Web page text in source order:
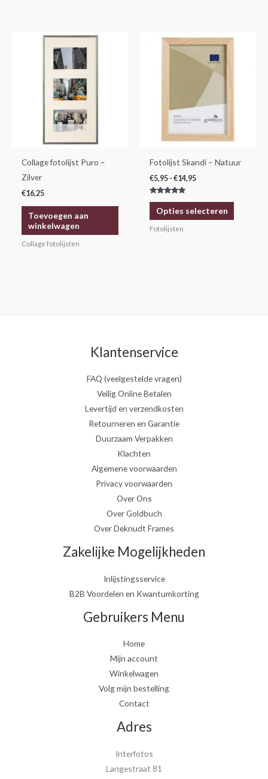
Collage fotolijst Puro –
Zilver
€16,25
Toevoegen aan
winkelwagen
Collage fotolijsten
Fotolijst Skandi – Natuur
€5,95 - €14,95
Prijsklasse:
€5,95
€14,95
Gewaardeerd
5.00
uit 5Opties selecteren
Dit
kan
de
Fotolijsten
Klantenservice
FAQ (veelgestelde vragen)
Veilig Online Betalen
Levertijd en verzendkosten
Retourneren en Garantie
Duurzaam Verpakken
Klachten
Algemene voorwaarden
Privacy voorwaarden
Over Ons
Over Goldbuch
Over Deknudt Frames
Zakelijke Mogelijkheden
Inlijstingsservice
B2B Voordelen en Kwantumkorting
Gebruikers Menu
Home
Mijn account
Winkelwagen
Volg mijn bestelling
Contact
Adres
Interfotos
Langestraat 81